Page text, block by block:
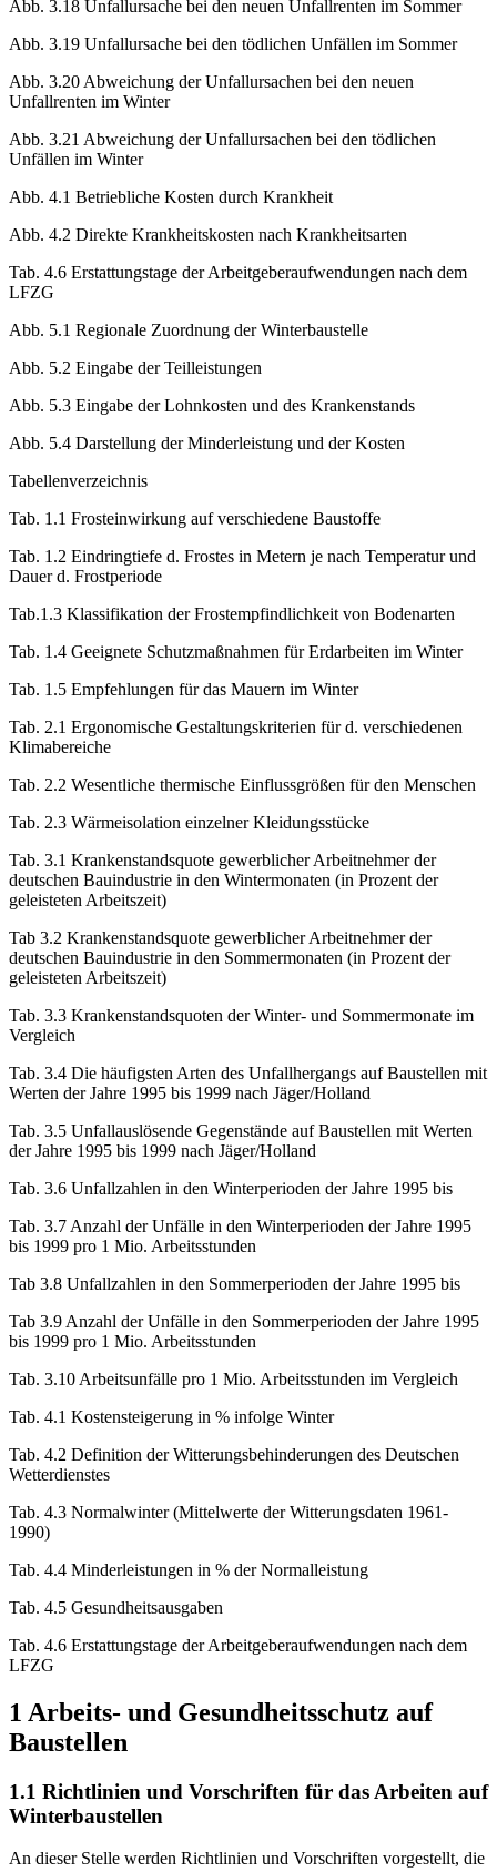
Abb. 3.17 Unfallursachen bei den tödlichen Unfällen im Winter
Abb. 3.18 Unfallursache bei den neuen Unfallrenten im Sommer
Abb. 3.19 Unfallursache bei den tödlichen Unfällen im Sommer
Unfallrenten im Winter
Unfällen im Winter
Abb. 4.1 Betriebliche Kosten durch Krankheit
Abb. 4.2 Direkte Krankheitskosten nach Krankheitsarten
LFZG
Abb. 5.1 Regionale Zuordnung der Winterbaustelle
Abb. 5.2 Eingabe der Teilleistungen
Abb. 5.3 Eingabe der Lohnkosten und des Krankenstands
Abb. 5.4 Darstellung der Minderleistung und der Kosten
Tabellenverzeichnis
Tab. 1.1 Frosteinwirkung auf verschiedene Baustoffe
Dauer d. Frostperiode
Tab.1.3 Klassifikation der Frostempfindlichkeit von Bodenarten
Tab. 1.4 Geeignete Schutzmaßnahmen für Erdarbeiten im Winter
Tab. 1.5 Empfehlungen für das Mauern im Winter
Klimabereiche
Tab. 2.2 Wesentliche thermische Einflussgrößen für den Menschen
Tab. 2.3 Wärmeisolation einzelner Kleidungsstücke
Tab. 3.1 Krankenstandsquote gewerblicher Arbeitnehmer der
geleisteten Arbeitszeit)
Tab 3.2 Krankenstandsquote gewerblicher Arbeitnehmer der
geleisteten Arbeitszeit)
Vergleich
Werten der Jahre 1995 bis 1999 nach Jäger/Holland
der Jahre 1995 bis 1999 nach Jäger/Holland
Tab. 3.6 Unfallzahlen in den Winterperioden der Jahre 1995 bis
bis 1999 pro 1 Mio. Arbeitsstunden
Tab 3.8 Unfallzahlen in den Sommerperioden der Jahre 1995 bis
bis 1999 pro 1 Mio. Arbeitsstunden
Tab. 3.10 Arbeitsunfälle pro 1 Mio. Arbeitsstunden im Vergleich
Tab. 4.1 Kostensteigerung in % infolge Winter
Wetterdienstes
1990)
Tab. 4.4 Minderleistungen in % der Normalleistung
Tab. 4.5 Gesundheitsausgaben
LFZG
1 Arbeits- und Gesundheitsschutz auf
Baustellen
1.1 Richtlinien und Vorschriften für das Arbeiten auf
Winterbaustellen